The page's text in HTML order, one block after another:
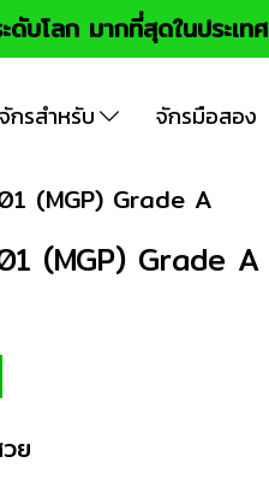
บโลก มากที่สุดในประเทศ
จักรสำหรับ จักรมือสอง
(MGP) Grade A
(MGP) Grade A
ย